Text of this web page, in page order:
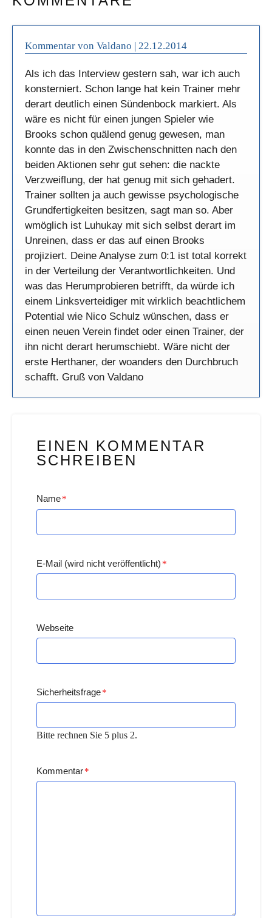
Kommentar von Valdano | 22.12.2014
Als ich das Interview gestern sah, war ich auch
konsterniert. Schon lange hat kein Trainer mehr
derart deutlich einen Sündenbock markiert. Als
wäre es nicht für einen jungen Spieler wie
Brooks schon quälend genug gewesen, man
konnte das in den Zwischenschnitten nach den
beiden Aktionen sehr gut sehen: die nackte
Verzweiflung, der hat genug mit sich gehadert.
Trainer sollten ja auch gewisse psychologische
Grundfertigkeiten besitzen, sagt man so. Aber
wmöglich ist Luhukay mit sich selbst derart im
Unreinen, dass er das auf einen Brooks
projiziert. Deine Analyse zum 0:1 ist total korrekt
in der Verteilung der Verantwortlichkeiten. Und
was das Herumprobieren betrifft, da würde ich
einem Linksverteidiger mit wirklich beachtlichem
Potential wie Nico Schulz wünschen, dass er
einen neuen Verein findet oder einen Trainer, der
ihn nicht derart herumschiebt. Wäre nicht der
erste Herthaner, der woanders den Durchbruch
schafft. Gruß von Valdano
EINEN KOMMENTAR
SCHREIBEN
Name*
E-Mail (wird nicht veröffentlicht) *
Webseite
Sicherheitsfrage*
Bitte rechnen Sie 5 plus 2.
Kommentar*